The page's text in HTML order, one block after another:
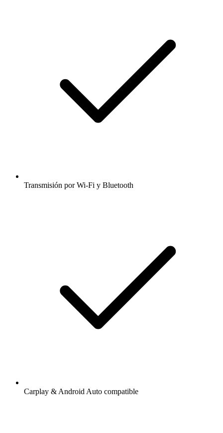
Transmisión por Wi-Fi y Bluetooth
Carplay & Android Auto compatible